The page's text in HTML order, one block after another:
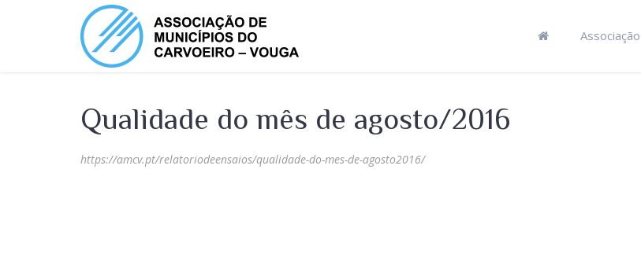
Associação
Qualidade do mês de agosto/2016
https://amcv.pt/relatoriodeensaios/qualidade-do-mes-de-agosto2016/